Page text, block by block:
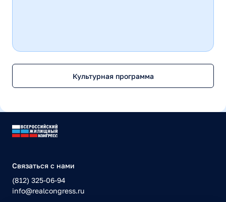
Культурная программа
Связаться с нами
(812) 325-06-94
info@realcongress.ru